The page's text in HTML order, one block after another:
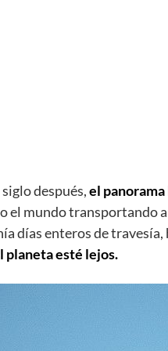
después,el
el mundo transportando
días enteros de
planeta esté lejos.